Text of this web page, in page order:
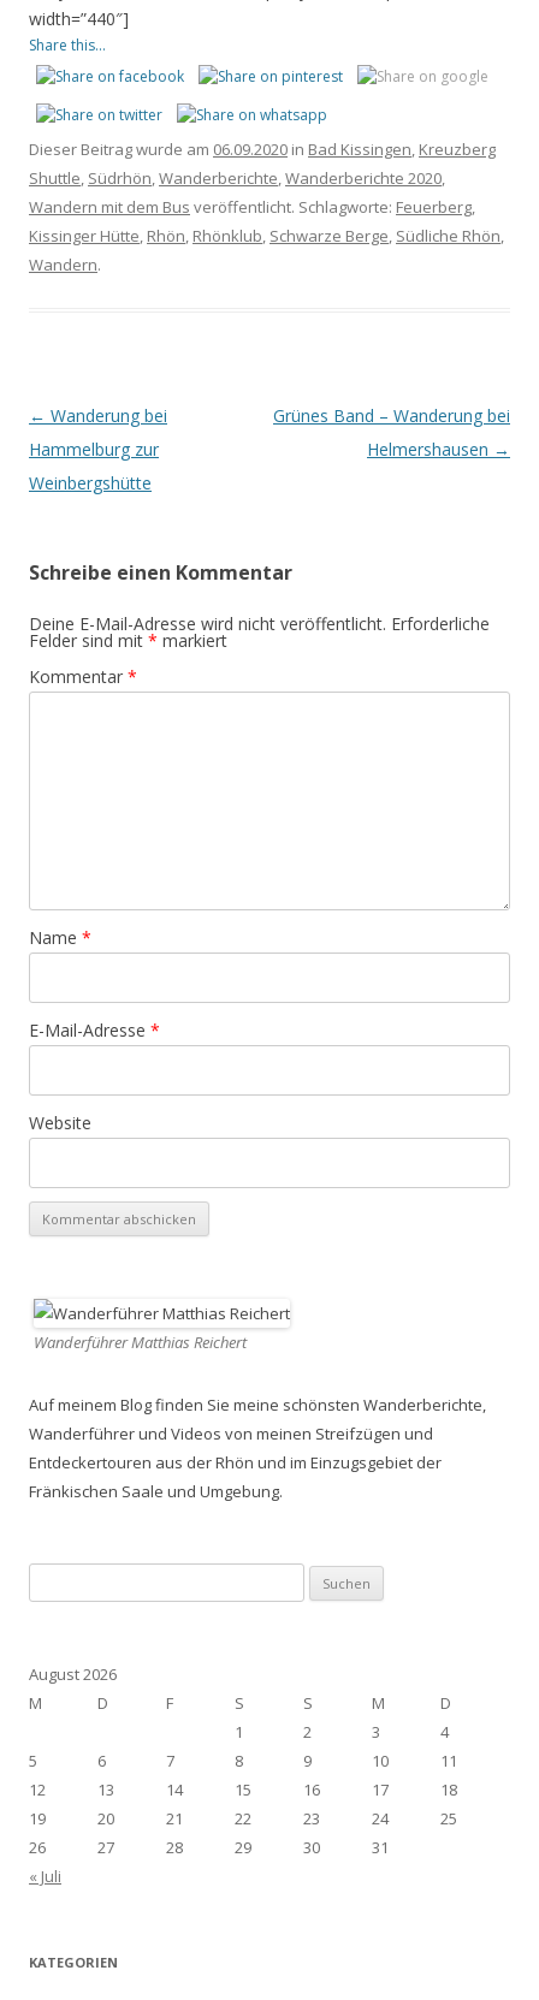
width=”440″]
Share this...
Dieser Beitrag wurde am 06.09.2020 in Bad Kissingen, Kreuzberg
Shuttle, Südrhön,Wanderberichte,Wanderberichte 2020,
Wandern mit dem Bus veröffentlicht. Schlagworte: Feuerberg,
Kissinger Hütte, Rhön, Rhönklub, Schwarze Berge, Südliche Rhön,
Wandern.
Beitrags-
Navigation
← Wanderung bei
Hammelburg zur
Weinbergshütte
Grünes Band – Wanderung bei
Helmershausen →
Schreibe einen Kommentar
Deine E-Mail-Adresse wird nicht veröffentlicht. Erforderliche
Felder sind mit * markiert
Kommentar *
Name *
E-Mail-Adresse *
Website
Wanderführer Matthias Reichert
Auf meinem Blog finden Sie meine schönsten Wanderberichte,
Wanderführer und Videos von meinen Streifzügen und
Entdeckertouren aus der Rhön und im Einzugsgebiet der
Fränkischen Saale und Umgebung.
nach:
August 2026
M
D F S S M
D
1
2 3
4
5
6 7 8 9 10
11
12
13 14 15 16 17
18
19
20 21 22 23 24
25
26
27 28 29 30
31
« Juli
KATEGORIEN